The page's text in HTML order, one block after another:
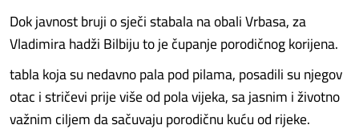
Dok javnost bruji o sječi stabala na obali Vrbasa, za
Vladimira hadži Bilbiju to je čupanje porodičnog korijena.
tabla koja su nedavno pala pod pilama, posadili su njegov
otac i stričevi prije više od pola vijeka, sa jasnim i životno
važnim ciljem da sačuvaju porodičnu kuću od rijeke.